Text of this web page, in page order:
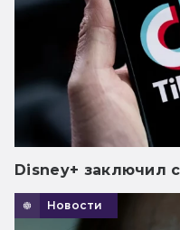
Disney+ заключил
Новости